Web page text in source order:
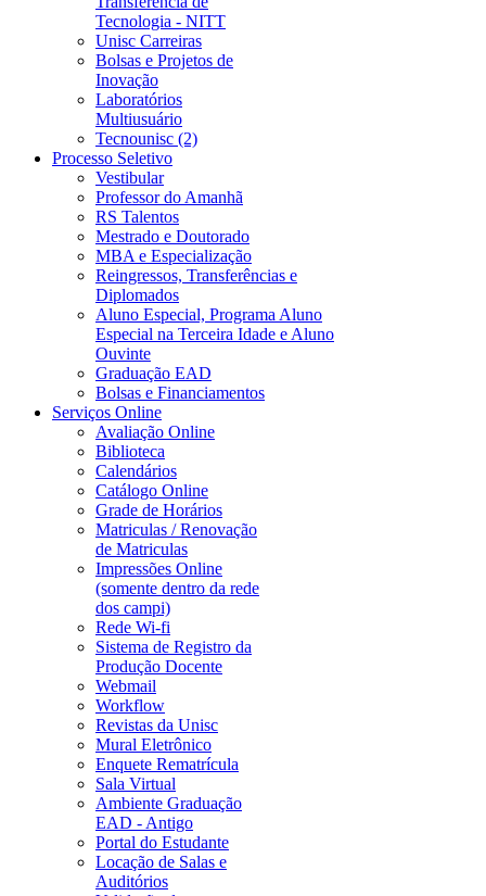
Tecnologia - NITT
Unisc Carreiras
Bolsas e Projetos de
Inovação
Laboratórios
Multiusuário
Tecnounisc (2)
Processo Seletivo
Vestibular
Professor do Amanhã
RS Talentos
Mestrado e Doutorado
MBA e Especialização
Reingressos, Transferências e
Diplomados
Aluno Especial, Programa Aluno
Especial na Terceira Idade e Aluno
Ouvinte
Graduação EAD
Bolsas e Financiamentos
Serviços Online
Avaliação Online
Biblioteca
Calendários
Catálogo Online
Grade de Horários
Matriculas / Renovação
de Matriculas
Impressões Online
(somente dentro da rede
dos campi)
Rede Wi-fi
Sistema de Registro da
Produção Docente
Webmail
Workflow
Revistas da Unisc
Mural Eletrônico
Enquete Rematrícula
Sala Virtual
Ambiente Graduação
EAD - Antigo
Portal do Estudante
Locação de Salas e
Auditórios